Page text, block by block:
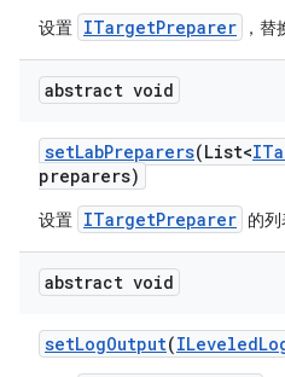
设置 ITargetPreparer ，替
abstract void
setLabPreparers(List<
preparers)
设置 ITargetPreparer 的列
abstract void
setLogOutput(ILeveled